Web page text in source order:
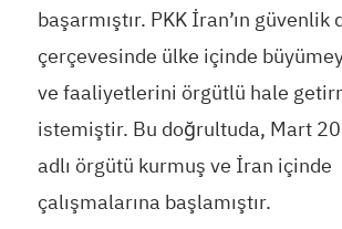
başarmıştır. PKK İran’ın güvenlik
çerçevesinde ülke içinde
ve faaliyetlerini örgütlü hale
istemiştir. Bu doğrultuda, Mart
adlı örgütü kurmuş ve İran içinde
çalışmalarına başlamıştır.